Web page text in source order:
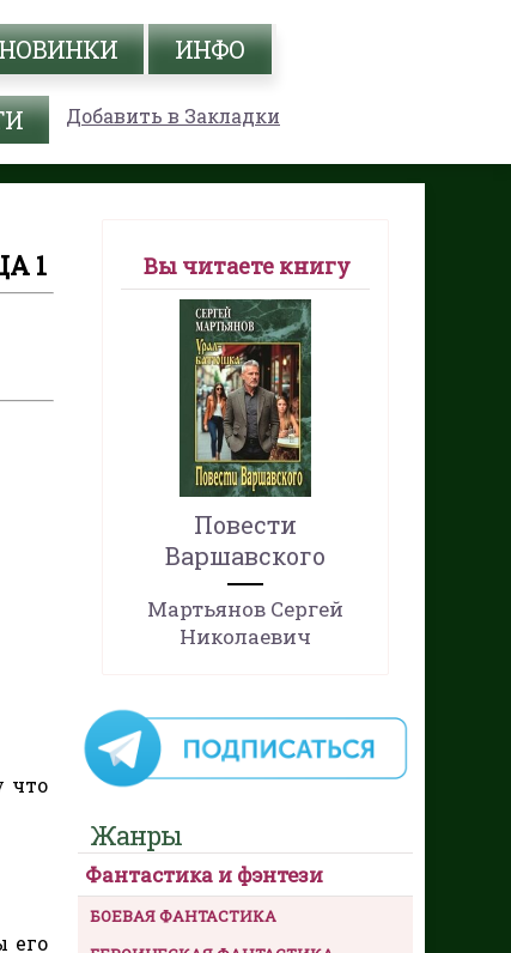
ИНФО
Добавить в Закладки
1
что
его
Вы читаете книгу
Повести
Варшавского
Мартьянов Сергей
Николаевич
Жанры
Фантастика и фэнтези
БОЕВАЯ ФАНТАСТИКА